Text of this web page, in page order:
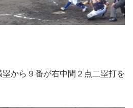
から９番が右中間２点二塁打を